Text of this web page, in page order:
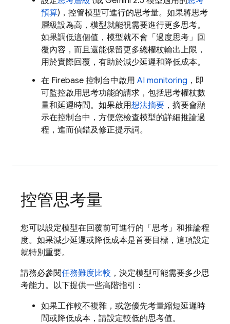
預算)，控管模型可進行的思考量。如果將思考
層級設為高，模型就能視需要進行更多思考。
如果調低這個值，模型就不會「過度思考」回
覆內容，而且還能保留更多總權杖輸出上限，
用於實際回覆，有助於減少延遲和降低成本。
在 Firebase 控制台中啟用 AI monitoring ，即
可監控啟用思考功能的請求，包括思考權杖數
量和延遲時間。如果啟用想法摘要 ，摘要會顯
示在控制台中，方便您檢查模型的詳細推論過
程，進而偵錯及修正提示詞。
控管思考量
您可以設定模型在回覆前可進行的「思考」和推論程
度。如果減少延遲或降低成本是首要目標，這項設定
就特別重要。
請務必參閱任務難度比較 ，決定模型可能需要多少思
考能力。以下提供一些高階指引：
如果工作較不複雜，或您優先考量縮短延遲時
間或降低成本，請設定較低的思考值。